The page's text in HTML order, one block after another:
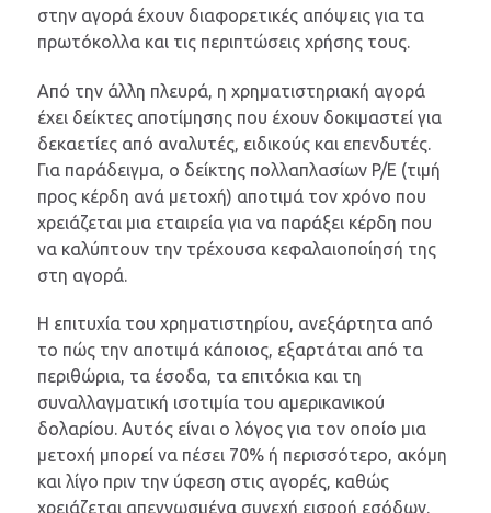
στην αγορά έχουν διαφορετικές απόψεις για τα
πρωτόκολλα και τις περιπτώσεις χρήσης τους.
Από την άλλη πλευρά, η χρηματιστηριακή αγορά
έχει δείκτες αποτίμησης που έχουν δοκιμαστεί για
δεκαετίες από αναλυτές, ειδικούς και επενδυτές.
Για παράδειγμα, ο δείκτης πολλαπλασίων P/E (τιμή
προς κέρδη ανά μετοχή) αποτιμά τον χρόνο που
χρειάζεται μια εταιρεία για να παράξει κέρδη που
να καλύπτουν την τρέχουσα κεφαλαιοποίησή της
στη αγορά.
Η επιτυχία του χρηματιστηρίου, ανεξάρτητα από
το πώς την αποτιμά κάποιος, εξαρτάται από τα
περιθώρια, τα έσοδα, τα επιτόκια και τη
συναλλαγματική ισοτιμία του αμερικανικού
δολαρίου. Αυτός είναι ο λόγος για τον οποίο μια
μετοχή μπορεί να πέσει 70% ή περισσότερο, ακόμη
και λίγο πριν την ύφεση στις αγορές, καθώς
χρειάζεται απεγνωσμένα συνεχή εισροή εσόδων.